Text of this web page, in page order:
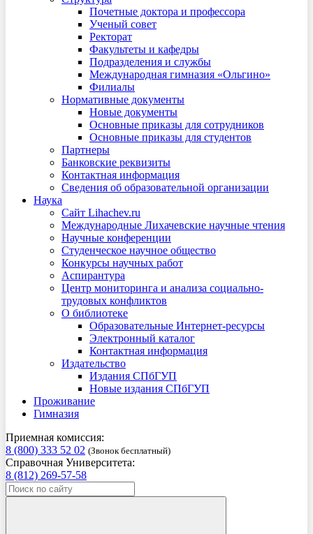
Почетные доктора и профессора
Ученый совет
Ректорат
Факультеты и кафедры
Подразделения и службы
Международная гимназия «Ольгино»
Филиалы
Нормативные документы
Новые документы
Основные приказы для сотрудников
Основные приказы для студентов
Партнеры
Банковские реквизиты
Контактная информация
Сведения об образовательной организации
Наука
Сайт Lihachev.ru
Международные Лихачевские научные чтения
Научные конференции
Студенческое научное общество
Конкурсы научных работ
Аспирантура
Центр мониторинга и анализа социально-
трудовых конфликтов
О библиотеке
Образовательные Интернет-ресурсы
Электронный каталог
Контактная информация
Издательство
Издания СПбГУП
Новые издания СПбГУП
Проживание
Гимназия
Приемная комиссия:
8 (800) 333 52 02 (Звонок бесплатный)
Справочная Университета:
8 (812) 269-57-58